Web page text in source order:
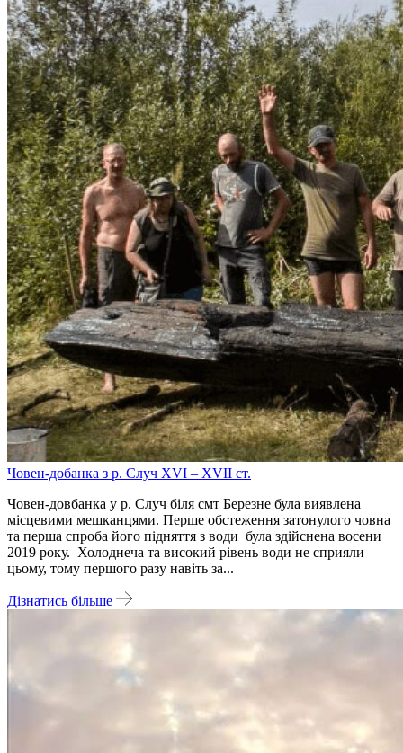
Човен-добанка з р. Случ XVI – XVII ст.
Човен-довбанка у р. Случ біля смт Березне була виявлена
місцевими мешканцями. Перше обстеження затонулого човна
та перша спроба його підняття з води була здійснена восени
2019 року. Холоднеча та високий рівень води не сприяли
цьому, тому першого разу навіть за...
Дізнатись більше